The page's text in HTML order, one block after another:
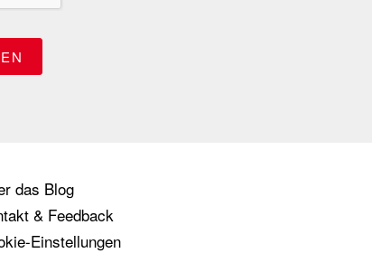
das Blog
& Feedback
Einstellungen